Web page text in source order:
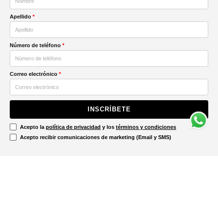
Apellido *
Número de teléfono *
Correo electrónico *
INSCRÍBETE
Acepto la política de privacidad y los términos y condiciones
Acepto recibir comunicaciones de marketing (Email y SMS)